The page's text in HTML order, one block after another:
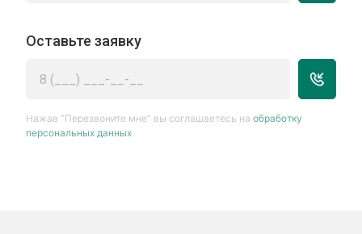
Оставьте заявку
Нажав “Перезвоните мне” вы соглашаетесь наобработку
персональных данных